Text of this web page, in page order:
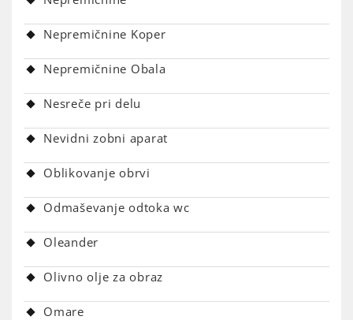
Nepremičnine Koper
Nepremičnine Obala
Nesreče pri delu
Nevidni zobni aparat
Oblikovanje obrvi
Odmaševanje odtoka wc
Oleander
Olivno olje za obraz
Omare